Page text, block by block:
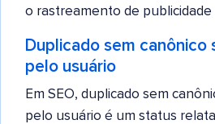
o rastreamento de publicidade
Duplicado sem canônico
pelo usuário
Em SEO, duplicado sem
pelo usuário é um status